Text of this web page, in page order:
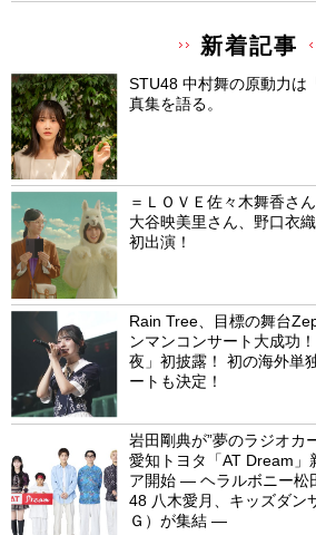
新着記事
STU48 中村舞の原動力は
真集を語る。
＝ＬＯＶＥ佐々木舞香さ
大谷映美里さん、野口衣
初出演！
Rain Tree、目標の舞台
ンマンコンサート大成功
夜」初披露！ 初の海外単
ートも決定！
岩田剛典が”夢のラジオカ
愛知トヨタ「AT Dream」
ア開始 ― ヘラルボニー松
48 八木愛月、キッズダン
Ｇ）が集結 ―